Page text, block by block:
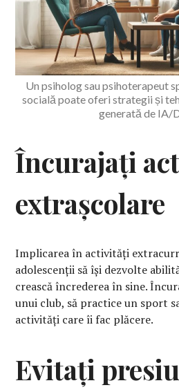
Un psiholog sau psihoterapeut
socială poate oferi strategii și
generată de IA/
Încurajați
extrașcolare
Implicarea în activități
adolescenții să își dezvolte
crească încrederea în sine.
unui club, să practice un sport
activități care îi fac plăcere.
Evitați